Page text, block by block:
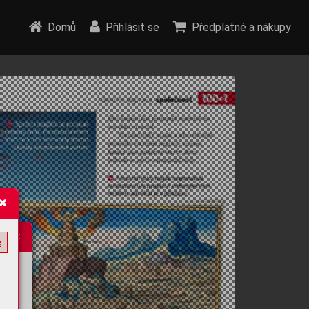
Domů Přihlásit se Předplatné a nákupy